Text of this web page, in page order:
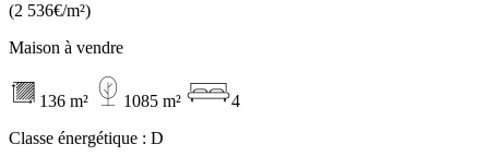
(2 536€/m²)
Maison à vendre
136 m² 1085 m²
4
Classe énergétique : D